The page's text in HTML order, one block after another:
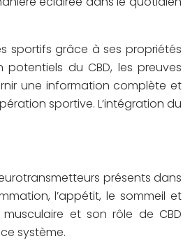
sportifs grâce à ses propriétés
du CBD, les preuves
une information complète et
sportive. L’intégration du
présents dans
l’appétit, le sommeil et
et son rôle de CBD
système.